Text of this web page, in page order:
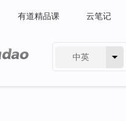
有道精品课 云笔记
中英